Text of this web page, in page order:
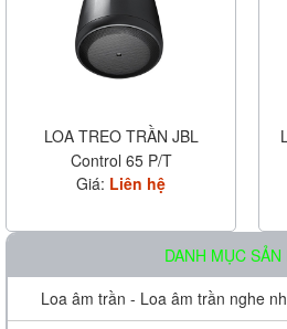
LOA TREO TRẦN JBL
Control 65 P/T
Giá: Liên hệ
DANH MỤC SẢN
Loa âm trần - Loa âm trần nghe